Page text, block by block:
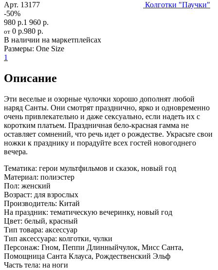
Арт. 13177
Колготки "Паучки"
-50%
980 р.1 960 р.
от 0 р.980 р.
В наличии на маркетплейсах
Размеры: One Size
1
Описание
Эти веселые и озорные чулочки хорошо дополнят любой
наряд Санты. Они смотрят празднично, ярко и одновременно
очень привлекательно и даже сексуально, если надеть их с
коротким платьем. Праздничная бело-красная гамма не
оставляет сомнений, что речь идет о рождестве. Украсьте свои
ножки к празднику и порадуйте всех гостей новогоднего
вечера.
Тематика: герои мультфильмов и сказок, новый год
Материал: полиэстер
Пол: женский
Возраст: для взрослых
Производитель: Китай
На праздник: тематическую вечеринку, новый год
Цвет: белый, красный
Тип товара: аксессуар
Тип аксессуара: колготки, чулки
Персонаж: Гном, Пеппи Длинныйчулок, Мисс Санта,
Помощница Санта Клауса, Рождественский Эльф
Часть тела: на ноги